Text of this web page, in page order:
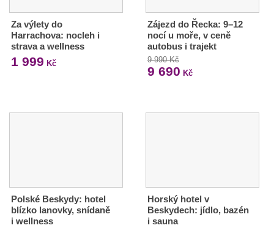
Za výlety do
Harrachova: nocleh i
strava a wellness
1 999 Kč
Zájezd do Řecka: 9–12
nocí u moře, v ceně
autobus i trajekt
9 990 Kč
9 690 Kč
Polské Beskydy: hotel
blízko lanovky, snídaně
i wellness
Horský hotel v
Beskydech: jídlo, bazén
i sauna